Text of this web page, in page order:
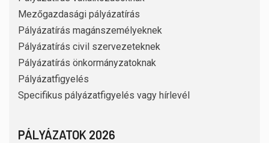
Mezőgazdasági pályázatírás
Pályázatírás magánszemélyeknek
Pályázatírás civil szervezeteknek
Pályázatírás önkormányzatoknak
Pályázatfigyelés
Specifikus pályázatfigyelés vagy hírlevél
PÁLYÁZATOK 2026